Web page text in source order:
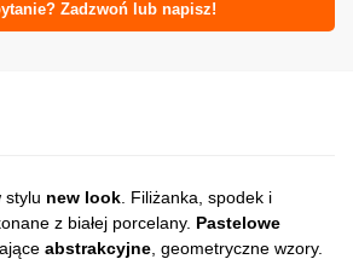
Zadzwoń lub napisz!
stylu new look . Filiżanka, spodek i
z białej porcelany. Pastelowe
abstrakcyjne , geometryczne wzory.